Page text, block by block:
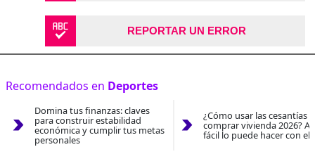
REPORTAR UN ERROR
Recomendados en Deportes
Domina tus finanzas: claves
para construir estabilidad
económica y cumplir tus metas
personales
¿Cómo usar las cesantías
comprar vivienda 2026?
fácil lo puede hacer con el